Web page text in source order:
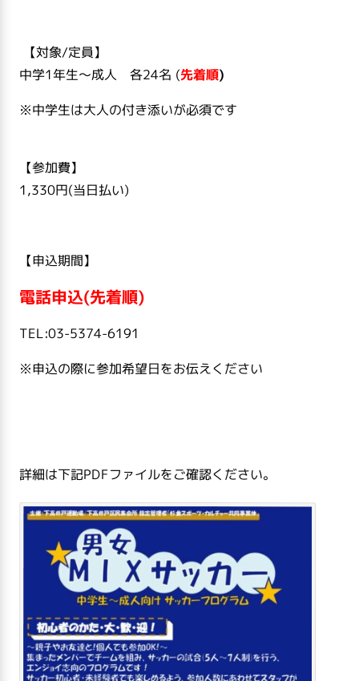
【対象/定員】
中学1年生～成人 各24名 (先着順)
※中学生は大人の付き添いが必須です
【参加費】
1,330円(当日払い)
【申込期間】
電話申込(先着順)
TEL:03-5374-6191
※申込の際に参加希望日をお伝えください
詳細は下記PDFファイルをご確認ください。